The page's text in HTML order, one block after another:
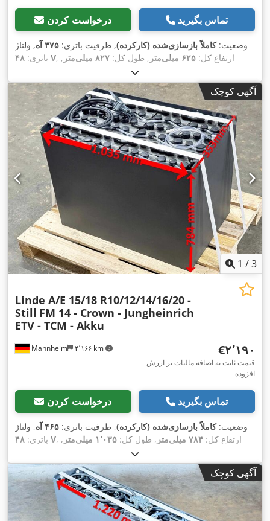
درخواست کردن تماس بگیرید
وضعیت:کاملاً بازسازی‌شده (کارکرده), ظرفیت باتری: ۳۷۵ آه
, ولتاژ
باتری: ۴۸ V , ارتفاع کل: ۶۲۵ میلی‌متر , طول کل: ۸۲۷ میلی‌متر
,
آگهی کوچک
1 /3
Mannheim ۴٬۱۶۶ km
Linde A/E 15/18 R10/12/14/16/20 -
Still FM 14 - Crown - Jungheinrich
ETV - TCM - Akku
‎€۲٬۱۹۰
قیمت ثابت به اضافه مالیات بر ارزش
افزوده
درخواست کردن تماس بگیرید
وضعیت:کاملاً بازسازی‌شده (کارکرده), ظرفیت باتری: ۴۶۵ آه
, ولتاژ
باتری: ۴۸ V , ارتفاع کل: ۷۸۴ میلی‌متر , طول کل: ۱٬۰۳۵ میلی‌متر
,
آگهی کوچک